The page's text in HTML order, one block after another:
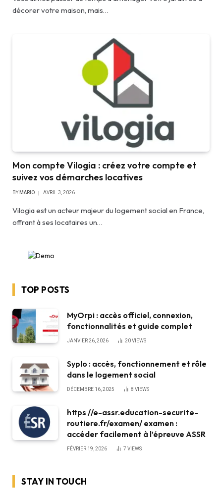
décorer votre maison, mais…
Mon compte Vilogia : créez votre compte et
suivez vos démarches locatives
BY MARIO AVRIL 3, 2026
Vilogia est un acteur majeur du logement social en France,
offrant à ses locataires un…
TOP POSTS
MyOrpi : accès officiel, connexion,
fonctionnalités et guide complet
JANVIER 26, 2026 20VIEWS
Syplo : accès, fonctionnement et rôle
dans le logement social
DÉCEMBRE 16, 2025 8 VIEWS
https //e-assr.education-securite-
routiere.fr/examen/ examen :
accéder facilement à l’épreuve ASSR
FÉVRIER 19, 2026 7 VIEWS
STAY IN TOUCH